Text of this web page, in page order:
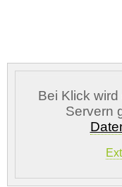
Bei Klick
Servern